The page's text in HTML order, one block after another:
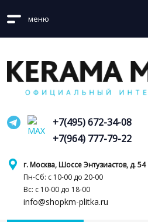
меню
г. Москва, Шоссе Энтузиастов, д. 54
Пн-Сб: с 10-00 до 20-00
Вс: с 10-00 до 18-00
info@shopkm-plitka.ru
+7(495) 672-34-08
+7(964) 777-79-22